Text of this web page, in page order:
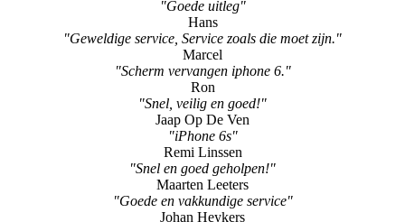
"Goede uitleg"
Hans
"Geweldige service, Service zoals die moet zijn."
Marcel
"Scherm vervangen iphone 6."
Ron
"Snel, veilig en goed!"
Jaap Op De Ven
"iPhone 6s"
Remi Linssen
"Snel en goed geholpen!"
Maarten Leeters
"Goede en vakkundige service"
Johan Heykers